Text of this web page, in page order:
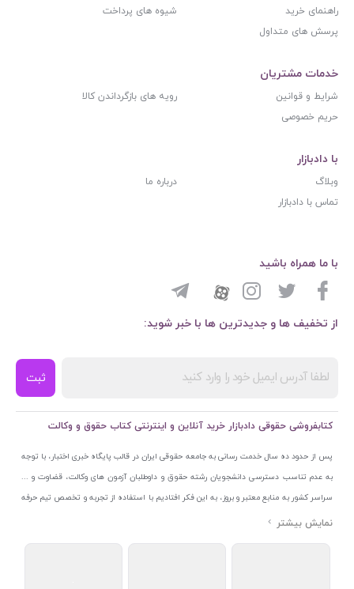
راهنمای خرید
شیوه های پرداخت
پرسش های متداول
خدمات مشتریان
شرایط و قوانین
رویه های بازگرداندن کالا
حریم خصوصی
با دادبازار
وبلاگ
درباره ما
تماس با دادبازار
از تخفیف ها و جدیدترین ها با خبر شوید:
ثبت
با ما همراه باشید
کتابفروشی حقوقی دادبازار خرید آنلاین و اینترنتی کتاب حقوق و وکالت
پس از حدود ده سال خدمت رسانی به جامعه حقوقی ایران در قالب پایگاه خبری اختبار، با توجه
به عدم تناسب دسترسی دانشجویان رشته حقوق و داوطلبان آزمون های وکالت، قضاوت و ...
سراسر کشور به منابع معتبر و بروز، به این فکر افتادیم با استفاده از تجربه و تخصص تیم حرفه
ای اختبار خدمتی جدید به جامعه حقوقی ایران ارائه کنیم. به این منظور با راه اندازی و تجهیز